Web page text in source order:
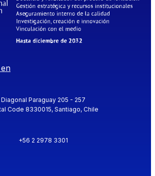
Diagonal Paraguay 205 - 257
Code 8330015, Santiago, Chile
+56 2 2978 3301